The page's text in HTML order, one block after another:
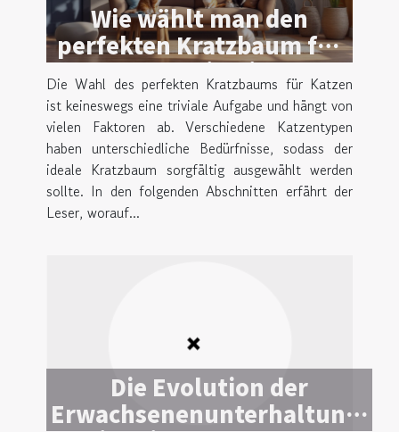
Wie wählt man den
perfekten Kratzbaum für
unterschiedliche
Katzentypen?
Die Wahl des perfekten Kratzbaums für Katzen
ist keineswegs eine triviale Aufgabe und hängt von
vielen Faktoren ab. Verschiedene Katzentypen
haben unterschiedliche Bedürfnisse, sodass der
ideale Kratzbaum sorgfältig ausgewählt werden
sollte. In den folgenden Abschnitten erfährt der
Leser, worauf...
Die Evolution der
Erwachsenenunterhaltung: